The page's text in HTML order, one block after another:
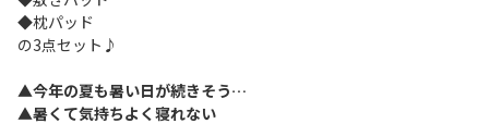
◆枕パッド
の3点セット♪
▲今年の夏も暑い日が続きそう…
▲暑くて気持ちよく寝れない